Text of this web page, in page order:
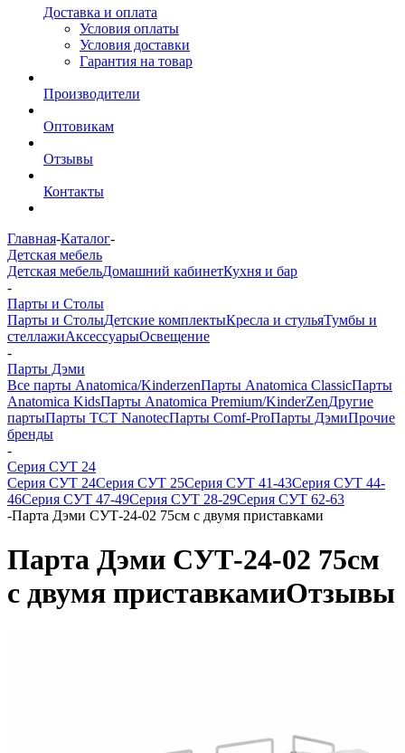
Доставка и оплата
Условия оплаты
Условия доставки
Гарантия на товар
Производители
Оптовикам
Отзывы
Контакты
Главная-Каталог-
Детская мебель
Детская мебельДомашний кабинетКухня и бар
-
Парты и Столы
Парты и СтолыДетские комплектыКресла и стульяТумбы и
стеллажиАксессуарыОсвещение
-
Парты Дэми
Все парты Anatomica/KinderzenПарты Anatomica ClassicПарты
Anatomica KidsПарты Anatomica Premium/KinderZenДругие
партыПарты TCT NanotecПарты Comf-ProПарты ДэмиПрочие
бренды
-
Серия СУТ 24
Серия СУТ 24Серия СУТ 25Серия СУТ 41-43Серия СУТ 44-
46Серия СУТ 47-49Серия СУТ 28-29Серия СУТ 62-63
-Парта Дэми СУТ-24-02 75см с двумя приставками
Парта Дэми СУТ-24-02 75см
с двумя приставкамиОтзывы